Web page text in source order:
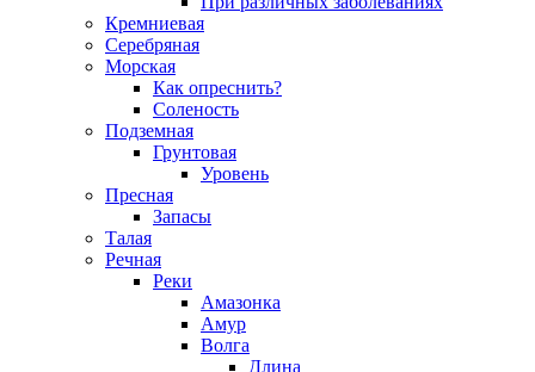
Кремниевая
Серебряная
Морская
Как опреснить?
Соленость
Подземная
Грунтовая
Уровень
Пресная
Запасы
Талая
Речная
Реки
Амазонка
Амур
Волга
Длина